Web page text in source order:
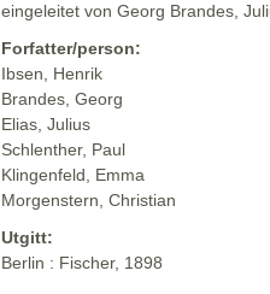
eingeleitet von Georg Brandes,
Forfatter/person:
Ibsen, Henrik
Brandes, Georg
Elias, Julius
Schlenther, Paul
Klingenfeld, Emma
Morgenstern, Christian
Utgitt:
Berlin : Fischer, 1898